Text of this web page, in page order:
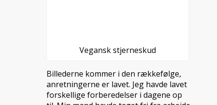
Vegansk stjerneskud
Billederne kommer i den rækkefølge,
anretningerne er lavet. Jeg havde lavet
forskellige forberedelser i dagene op